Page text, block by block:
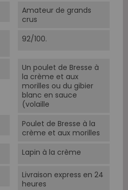
Amateur de grands
crus
92/100.
Un poulet de Bresse à
la crème et aux
morilles ou du gibier
blanc en sauce
(volaille
Poulet de Bresse à la
crème et aux morilles
Lapin à la crème
Livraison express en 24
heures